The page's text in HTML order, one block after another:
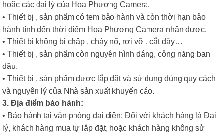
hoặc các đại lý của Hoa Phượng Camera.
• Thiết bị , sản phẩm có tem bảo hành và còn thời hạn bảo
hành tính đến thời điểm Hoa Phượng Camera nhận được.
• Thiết bị không bị chập , cháy nổ, rơi vỡ , cắt dây…
• Thiết bị , sản phẩm còn nguyên hình dáng, công năng ban
đầu.
• Thiết bị , sản phẩm được lắp đặt và sử dụng đúng quy cách
và nguyên lý của Nhà sản xuất khuyến cáo.
3. Địa điểm bảo hành:
• Bảo hành tại văn phòng đại diện: Đối với khách hàng là Đại
lý, khách hàng mua tự lắp đặt, hoặc khách hàng không sử